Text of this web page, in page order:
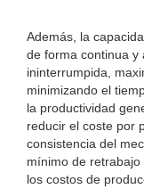
Además, la
de forma continua y
ininterrumpida,
minimizando el
la productividad
reducir el coste por
consistencia del
mínimo de
los costos de